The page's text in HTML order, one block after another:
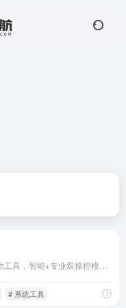
# 系统工具